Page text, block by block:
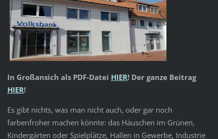
In Großansich als PDF-Datei HIER! Der ganze Beitrag
HIER!
Es gibt nichts, was man nicht auch, oder gar noch
farbenfroher machen könnte: das Häuschen im Grünen,
Kindergärten oder Spielplätze, Hallen in Gewerbe, Industrie